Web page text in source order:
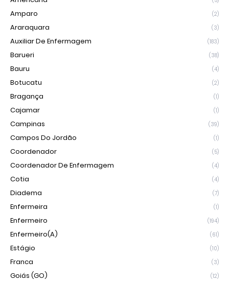
Amparo (2)
Araraquara (3)
Auxiliar De Enfermagem (183)
Barueri (38)
Bauru (4)
Botucatu (2)
Bragança (1)
Cajamar (1)
Campinas (39)
Campos Do Jordão (1)
Coordenador (5)
Coordenador De Enfermagem (4)
Cotia (4)
Diadema (7)
Enfermeira (1)
Enfermeiro (194)
Enfermeiro(a) (61)
Estágio (10)
Franca (3)
Goiás (GO) (12)